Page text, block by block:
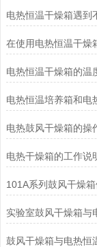
电热鼓风干燥箱的操
电热干燥箱的工作说
101A系列鼓风干燥
鼓风干燥箱与电热恒